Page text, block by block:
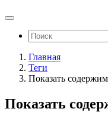
Главная
Теги
Показать
Показать